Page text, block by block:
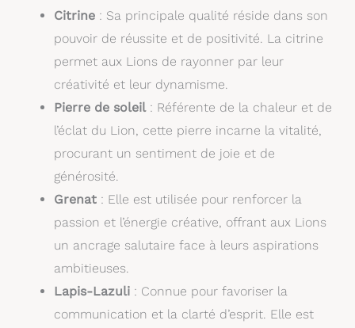
Citrine : Sa principale qualité réside dans son
pouvoir de réussite et de positivité. La citrine
permet aux Lions de rayonner par leur
créativité et leur dynamisme.
Pierre de soleil: Référente de la chaleur et de
l’éclat du Lion, cette pierre incarne la vitalité,
procurant un sentiment de joie et de
générosité.
Grenat : Elle est utilisée pour renforcer la
passion et l’énergie créative, offrant aux Lions
un ancrage salutaire face à leurs aspirations
ambitieuses.
Lapis-Lazuli : Connue pour favoriser la
communication et la clarté d’esprit. Elle est